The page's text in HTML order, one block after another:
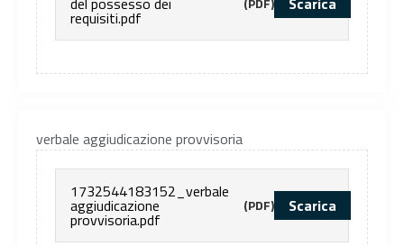
requisiti.pdf
verbale aggiudicazione provvisoria
1732544183152_verbale
aggiudicazione
provvisoria.pdf
(PDF) Scarica